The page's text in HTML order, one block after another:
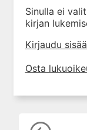
3. Lääkeaineen
vaikutuksen
4. Lääkeaineiden
yhteisvaikutukset
5.
6. Lääkeaineiden
Sinulla ei
kirjan
Kirjaudu
Osta